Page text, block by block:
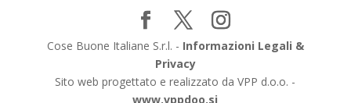
Cose Buone Italiane S.r.l. - Informazioni Legali &
Privacy
Sito web progettato e realizzato da VPP d.o.o. -
www.vppdoo.si